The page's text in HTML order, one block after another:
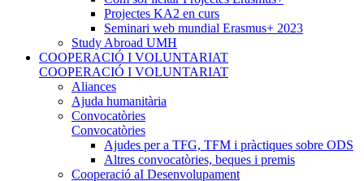
Projectes KA2 en curs
Seminari web mundial Erasmus+ 2023
Study Abroad UMH
COOPERACIÓ I VOLUNTARIAT
COOPERACIÓ I VOLUNTARIAT
Aliances
Ajuda humanitària
Convocatòries
Convocatòries
Ajudes per a TFG, TFM i pràctiques sobre ODS
Altres convocatòries, beques i premis
Cooperació aI Desenvolupament